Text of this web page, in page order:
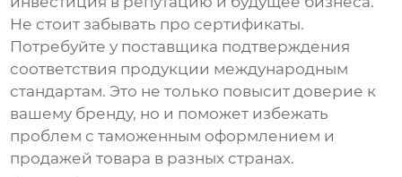
Не стоит забывать про сертификаты.
Потребуйте у поставщика подтверждения
соответствия продукции международным
стандартам. Это не только повысит доверие к
вашему бренду, но и поможет избежать
проблем с таможенным оформлением и
продажей товара в разных странах.